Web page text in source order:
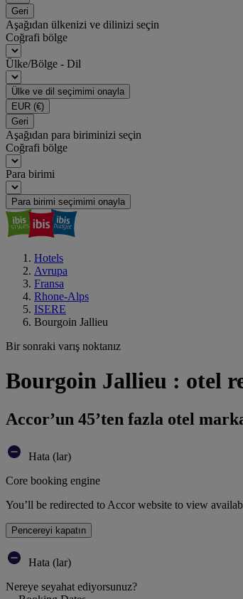
Geri
Aşağıdan ülkenizi ve dilinizi seçin
Coğrafi bölge
Ülke/Bölge - Dil
Ülke ve dil seçimimi onayla
EUR (€)
Geri
Aşağıdan para biriminizi seçin
Coğrafi bölge
Para birimi
Para birimi seçimimi onayla
Hotels
Avrupa
Fransa
Rhone-Alps
ISERE
Bourgoin Jallieu
Bir sonraki varış noktanız
Bourgoin Jallieu : otel
Accor’un 45’ten fazla otel
Hata (lar)
Core booking engine
You’ll be redirected to Accor website to view
Pencereyi kapatın
Hata (lar)
Nereye seyahat ediyorsunuz?